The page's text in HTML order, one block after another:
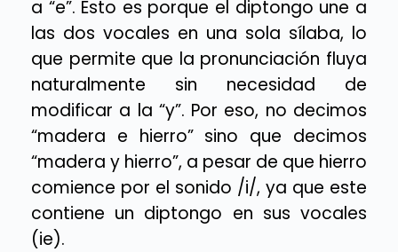
a “e”. Esto es porque el diptongo une a
las dos vocales en una sola sílaba, lo
que permite que la pronunciación fluya
naturalmente sin necesidad de
modificar a la “y”. Por eso, no decimos
“madera e hierro” sino que decimos
“madera y hierro”, a pesar de que hierro
comience por el sonido /i/, ya que este
contiene un diptongo en sus vocales
(ie).